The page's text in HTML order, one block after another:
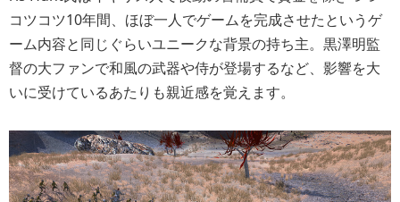
コツコツ10年間、ほぼ一人でゲームを完成させたというゲ
ーム内容と同じぐらいユニークな背景の持ち主。黒澤明監
督の大ファンで和風の武器や侍が登場するなど、影響を大
いに受けているあたりも親近感を覚えます。